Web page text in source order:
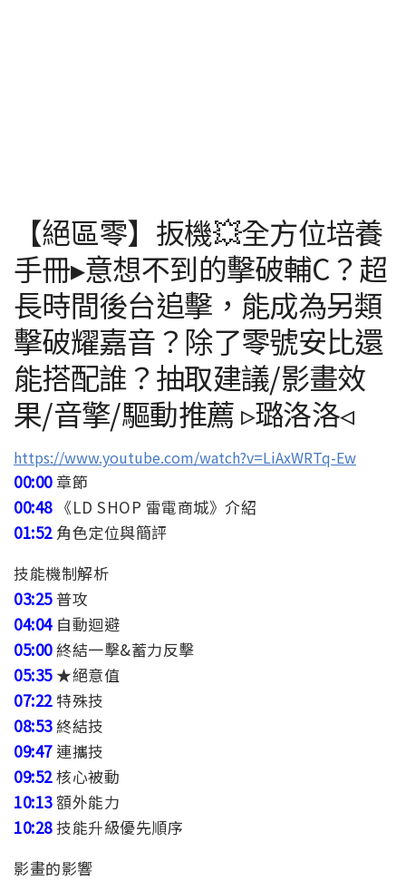
【絕區零】扳機💥全方位培養
手冊▸意想不到的擊破輔C？超
長時間後台追擊，能成為另類
擊破耀嘉音？除了零號安比還
能搭配誰？抽取建議/影畫效
果/音擎/驅動推薦 ▹璐洛洛◃
https://www.youtube.com/watch?v=LiAxWRTq-Ew
00:00章節
00:48 《LD SHOP 雷電商城》介紹
01:52 角色定位與簡評
技能機制解析
03:25普攻
04:04 自動迴避
05:00終結一擊&蓄力反擊
05:35 ★絕意值
07:22特殊技
08:53終結技
09:47 連攜技
09:52核心被動
10:13額外能力
10:28技能升級優先順序
影畫的影響